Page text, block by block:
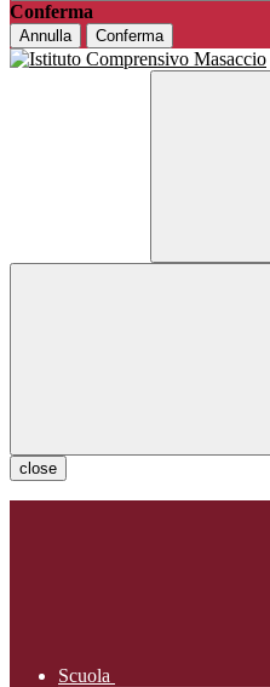
Conferma
Annulla Conferma
close
Scuola